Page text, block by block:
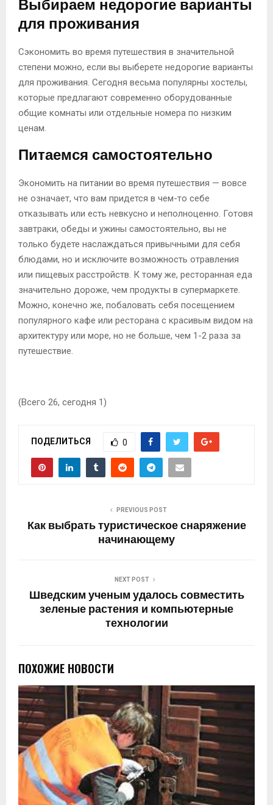
Выбираем недорогие варианты
для проживания
Сэкономить во время путешествия в значительной
степени можно, если вы выберете недорогие варианты
для проживания. Сегодня весьма популярны хостелы,
которые предлагают современно оборудованные
общие комнаты или отдельные номера по низким
ценам.
Питаемся самостоятельно
Экономить на питании во время путешествия — вовсе
не означает, что вам придется в чем-то себе
отказывать или есть невкусно и неполноценно. Готовя
завтраки, обеды и ужины самостоятельно, вы не
только будете наслаждаться привычными для себя
блюдами, но и исключите возможность отравления
или пищевых расстройств. К тому же, ресторанная еда
значительно дороже, чем продукты в супермаркете.
Можно, конечно же, побаловать себя посещением
популярного кафе или ресторана с красивым видом на
архитектуру или море, но не больше, чем 1-2 раза за
путешествие.
(Всего 26, сегодня 1)
ПОДЕЛИТЬСЯ 0
PREVIOUS POST
Как выбрать туристическое снаряжение
начинающему
NEXT POST
Шведским ученым удалось совместить
зеленые растения и компьютерные
технологии
ПОХОЖИЕ НОВОСТИ